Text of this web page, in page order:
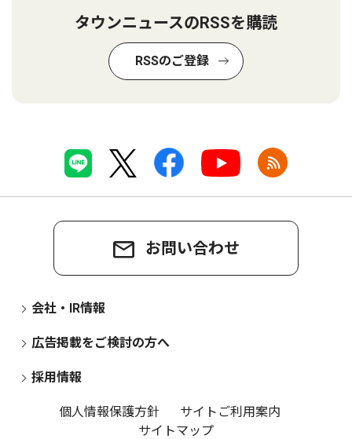
タウンニュースのRSSを購読
RSSのご登録
お問い合わせ
会社・IR情報
広告掲載をご検討の方へ
採用情報
個人情報保護方針
サイトご利用案内
サイトマップ